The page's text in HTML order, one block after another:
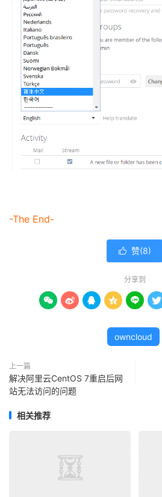
-The End-
 赞(8)
分享到
     
owncloud
上一篇
解决阿里云CentOS 7重启后网
站无法访问的问题
相关推荐